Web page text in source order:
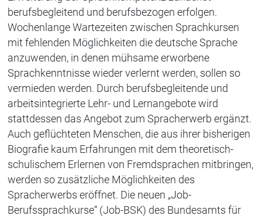
berufsbegleitend und berufsbezogen erfolgen.
Wochenlange Wartezeiten zwischen Sprachkursen
mit fehlenden Möglichkeiten die deutsche Sprache
anzuwenden, in denen mühsame erworbene
Sprachkenntnisse wieder verlernt werden, sollen so
vermieden werden. Durch berufsbegleitende und
arbeitsintegrierte Lehr- und Lernangebote wird
stattdessen das Angebot zum Spracherwerb ergänzt.
Auch geflüchteten Menschen, die aus ihrer bisherigen
Biografie kaum Erfahrungen mit dem theoretisch-
schulischem Erlernen von Fremdsprachen mitbringen,
werden so zusätzliche Möglichkeiten des
Spracherwerbs eröffnet. Die neuen „Job-
Berufssprachkurse“ (Job-BSK) des Bundesamts für